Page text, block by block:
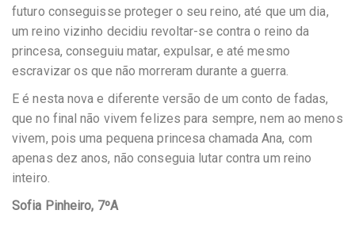
futuro conseguisse proteger o seu reino, até que um dia,
um reino vizinho decidiu revoltar-se contra o reino da
princesa, conseguiu matar, expulsar, e até mesmo
escravizar os que não morreram durante a guerra.
E é nesta nova e diferente versão de um conto de fadas,
que no final não vivem felizes para sempre, nem ao menos
vivem, pois uma pequena princesa chamada Ana, com
apenas dez anos, não conseguia lutar contra um reino
inteiro.
Sofia Pinheiro, 7ºA